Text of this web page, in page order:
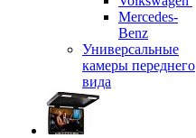
Mercedes-
Benz
Универсальные
камеры переднего
вида